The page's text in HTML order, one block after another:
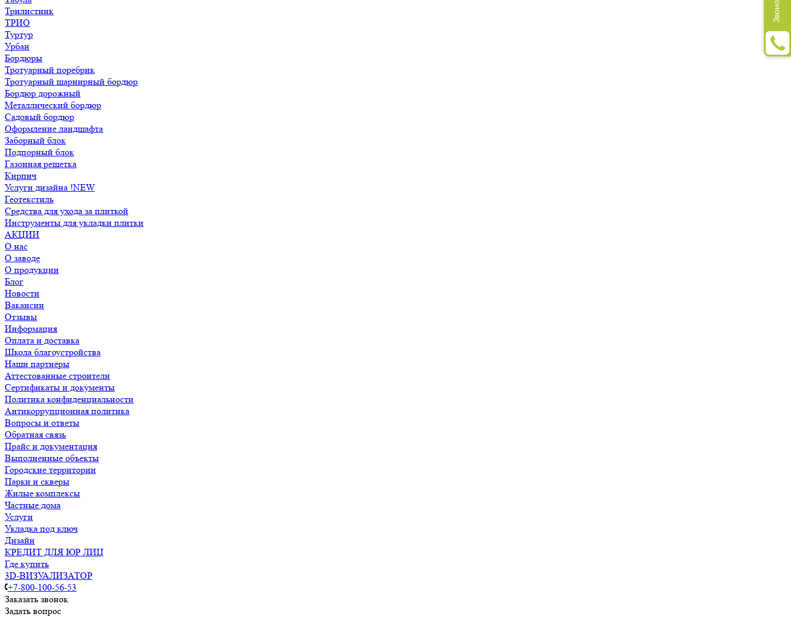
Трилистник
ТРИО
Туртур
Урбан
Бордюры
Тротуарный поребрик
Тротуарный шарнирный бордюр
Бордюр дорожный
Металлический бордюр
Садовый бордюр
Оформление ландшафта
Заборный блок
Подпорный блок
Газонная решетка
Кирпич
Услуги дизайна !NEW
Геотекстиль
Средства для ухода за плиткой
Инструменты для укладки плитки
АКЦИИ
О нас
О заводе
О продукции
Блог
Новости
Вакансии
Отзывы
Информация
Оплата и доставка
Школа благоустройства
Наши партнёры
Аттестованные строители
Сертификаты и документы
Политика конфиденциальности
Антикоррупционная политика
Вопросы и ответы
Обратная связь
Прайс и документация
Выполненные объекты
Городские территории
Парки и скверы
Жилые комплексы
Частные дома
Услуги
Укладка под ключ
Дизайн
КРЕДИТ ДЛЯ ЮР ЛИЦ
Где купить
3D-ВИЗУАЛИЗАТОР
+7-800-100-56-53
Заказать звонок
Задать вопрос